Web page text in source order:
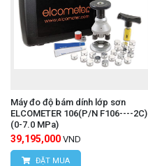
Máy đo độ bám dính lớp sơn
ELCOMETER 106(P/N F106----2C)
(0-7.0 MPa)
39,195,000 VND
ĐẶT MUA